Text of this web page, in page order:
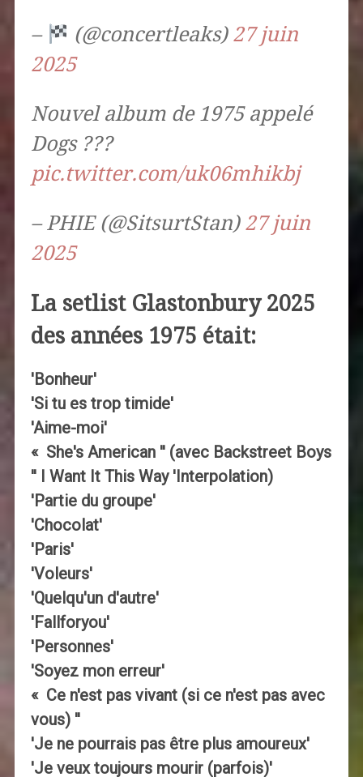
– (@concertleaks) 27 juin
2025
Nouvel album de 1975 appelé
Dogs ???
pic.twitter.com/uk06mhikbj
– PHIE (@SitsurtStan) 27 juin
2025
La setlist Glastonbury 2025
des années 1975 était:
'Bonheur'
'Si tu es trop timide'
'Aime-moi'
« She's American '' (avec Backstreet Boys
'' I Want It This Way 'Interpolation)
'Partie du groupe'
'Chocolat'
'Paris'
'Voleurs'
'Quelqu'un d'autre'
'Fallforyou'
'Personnes'
'Soyez mon erreur'
« Ce n'est pas vivant (si ce n'est pas avec
vous) ''
'Je ne pourrais pas être plus amoureux'
'Je veux toujours mourir (parfois)'